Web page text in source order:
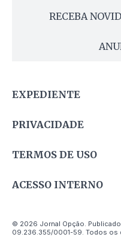
RECEBA
EXPEDIENTE
PRIVACIDADE
TERMOS DE USO
ACESSO INTERNO
© 2026 Jornal Opção.
09.236.355/0001-59. Todos os